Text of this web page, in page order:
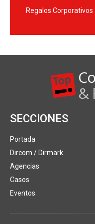
Regalos Corporativos
&
SECCIONES
Portada
Dircom / Dirmark
Agencias
Casos
Eventos